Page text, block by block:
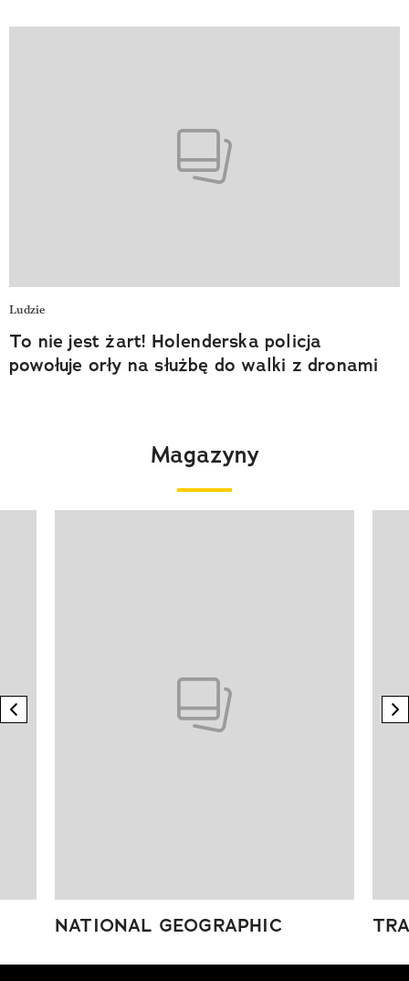
Ludzie
To nie jest żart! Holenderska policja
powołuje orły na służbę do walki z dronami
Magazyny
previous element
NATIONAL GEOGRAPHIC